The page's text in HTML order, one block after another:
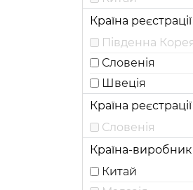
Країна
Південна
Словенія
Швеція
Країна
Словенія
Країна-виробник
Китай